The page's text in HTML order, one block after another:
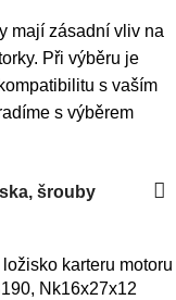
mají zásadní vliv na
Při výběru je
s vaším
s výběrem
šrouby
karteru motoru
Nk16x27x12